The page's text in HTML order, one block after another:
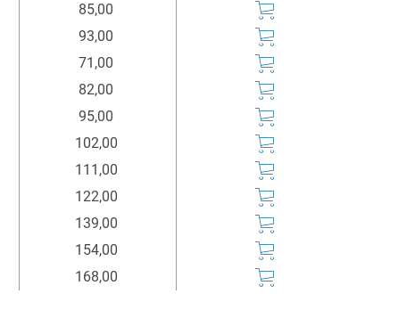
85,00
93,00
71,00
82,00
95,00
102,00
111,00
122,00
139,00
154,00
168,00